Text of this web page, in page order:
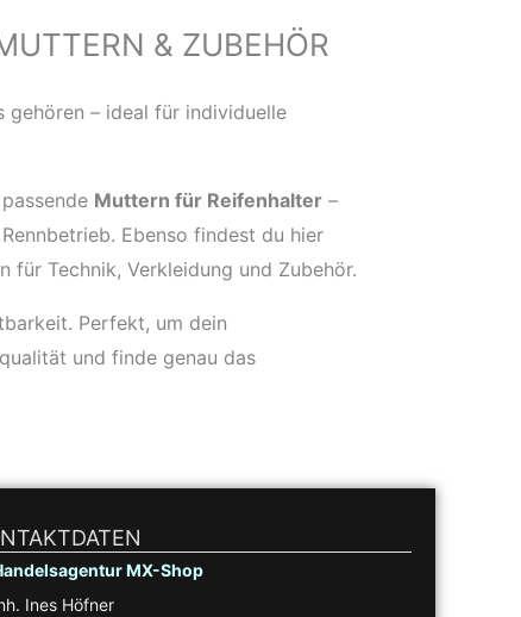
& ZUBEHÖR
gehören – ideal für individuelle
Muttern für Reifenhalter –
Ebenso findest du hier
für Technik, Verkleidung und Zubehör.
Perfekt, um dein
und finde genau das
MX-Shop
Ines Höfner